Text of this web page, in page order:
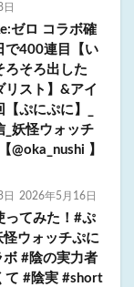
ゼロ コラボ確
で400連目【い
ろそろ出した
リスト】&アイ
【ぷにぷに】_
_妖怪ウォッチ
@oka_nushi 】
2026年5月16日
ってみた！#ぷ
怪ウォッチぷに
#陰の実力者
て #陰実 #short